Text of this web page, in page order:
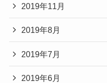
2019年11月
2019年8月
2019年7月
2019年6月